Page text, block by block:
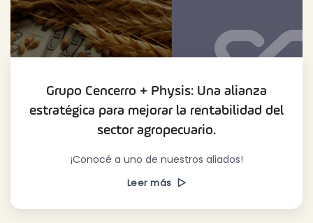
Grupo Cencerro + Physis: Una alianza
estratégica para mejorar la rentabilidad del
sector agropecuario.
¡Conocé a uno de nuestros aliados!
Leer más